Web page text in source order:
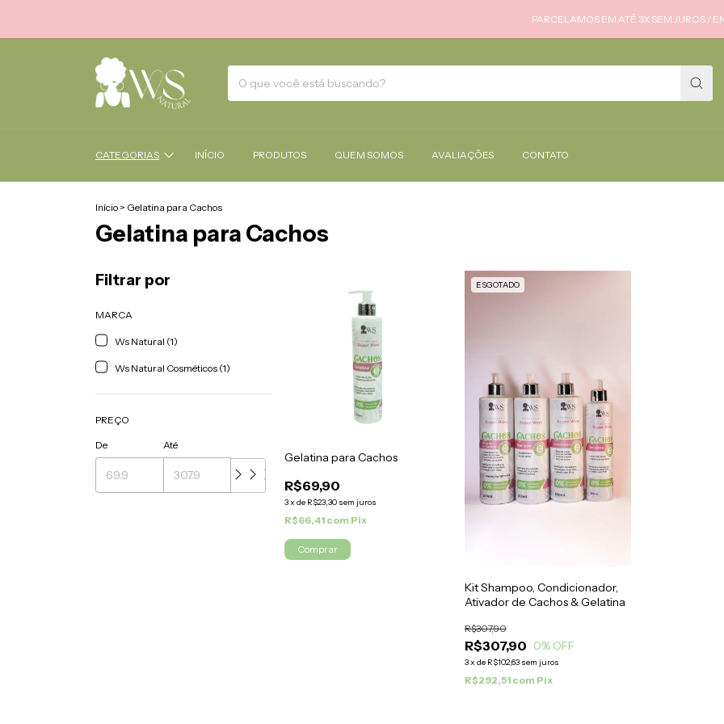
PARCELAMOS EM ATÉ 3X SEM JUROS /
CATEGORIAS INÍCIO PRODUTOS QUEM SOMOS AVALIAÇÕES CONTATO
Início > Gelatina para Cachos
Gelatina para Cachos
Filtrar por
MARCA
Ws Natural (1)
Ws Natural Cosméticos (1)
PREÇO
De Até
Gelatina para Cachos
R$69,90
3xde R$23,30 sem juros
R$66,41 com Pix
ESGOTADO
Kit Shampoo, Condicionador,
Ativador de Cachos & Gelatina
R$307,90
R$307,90
0% OFF
3x de R$102,63 sem juros
R$292,51 com Pix